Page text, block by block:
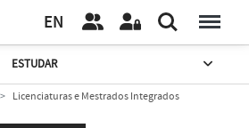
EN
ESTUDAR
Licenciaturas e Mestrados Integrados